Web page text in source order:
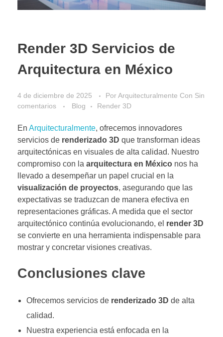
Render 3D Servicios de
Arquitectura en México
4 de diciembre de 2025 PorArquitecturalmente Con Sin
comentarios
Blog Render 3D
En Arquitecturalmente, ofrecemos innovadores
servicios de renderizado 3D que transforman ideas
arquitectónicas en visuales de alta calidad. Nuestro
compromiso con la arquitectura en México nos ha
llevado a desempeñar un papel crucial en la
visualización de proyectos, asegurando que las
expectativas se traduzcan de manera efectiva en
representaciones gráficas. A medida que el sector
arquitectónico continúa evolucionando, el render 3D
se convierte en una herramienta indispensable para
mostrar y concretar visiones creativas.
Conclusiones clave
Ofrecemos servicios de renderizado 3D de alta
calidad.
Nuestra experiencia está enfocada en la